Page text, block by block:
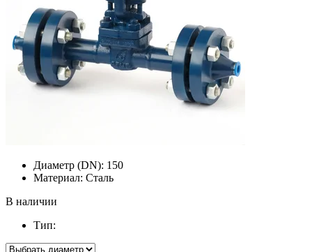
Диаметр (DN): 150
Материал: Сталь
В наличии
Тип: